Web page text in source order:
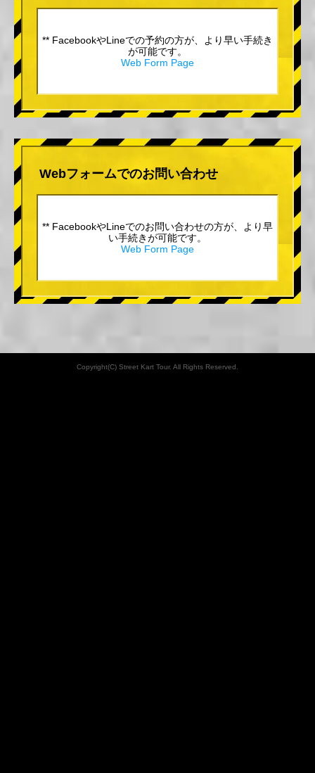
** FacebookやLineでの予約の方が、より早い手続き
が可能です。
Web Form Page
Webフォームでのお問い合わせ
** FacebookやLineでのお問い合わせの方が、より早
い手続きが可能です。
Web Form Page
Copyright(C) Street Kart Tour. All Rights Reserved.